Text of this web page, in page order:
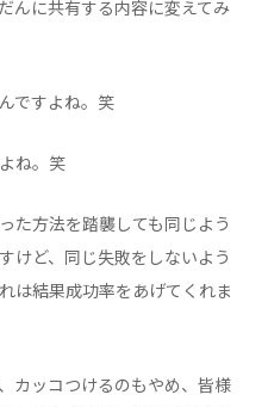
んに共有する内容に変えてみ
ですよね。笑
ね。笑
た方法を踏襲しても同じよう
けど、同じ失敗をしないよう
は結果成功率をあげてくれま
カッコつけるのもやめ、皆様